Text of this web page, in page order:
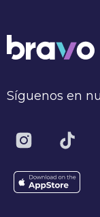
Síguenos en